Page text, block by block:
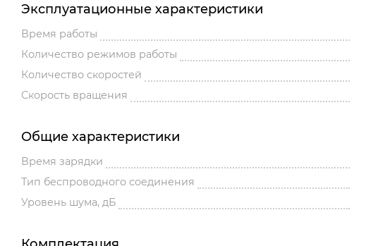
Эксплуатационные характеристики
Время работы
Количество режимов работы
Количество скоростей
Скорость вращения
Общие характеристики
Время зарядки
Тип беспроводного соединения
Уровень шума, дБ